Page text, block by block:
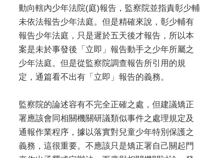
動向轄內少年法院(庭)報告，監察院並指責彰少輔
未依法報告少年法庭。但是精確來說，彰少輔有
報告少年法庭，只是遲於五天後才報告，所以本
案是未於事發後「立即」報告動手之少年所屬之
少年法庭。但是從監察院調查報告所引用的規
定，通篇看不出有「立即」報告的義務。
監察院的論述容有不完全正確之處，但建議矯正
署應該會同相關機關研議類似事件之處理規定及
通報作業程序，據以落實對兒童少年特別保護之
義務，這很重要。不應該只是矯正署自己關起門